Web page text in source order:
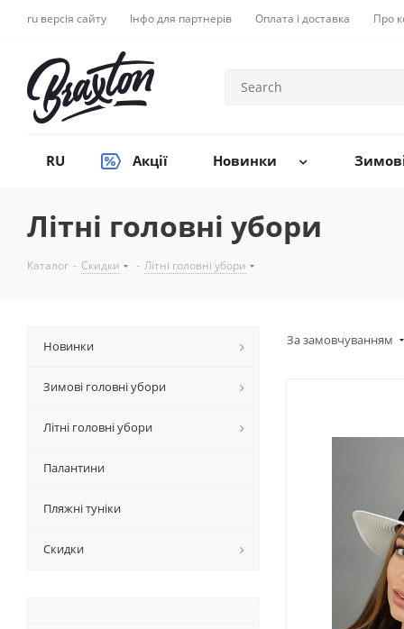
ru версія сайту Інфо для партнерів Оплата і доставка Про
RU Акції Новинки
Літні головні убори
Каталог - Скидки - Літні головні убори
За замовчуванням
Новинки
Зимові головні убори
Літні головні убори
Палантини
Пляжні туніки
Скидки